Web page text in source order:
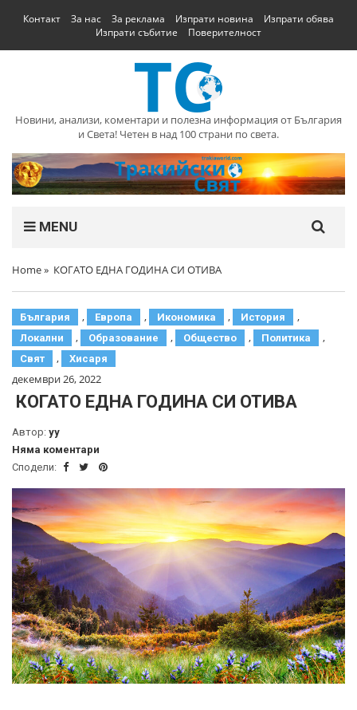
Контакт За нас За реклама Изпрати новина
Изпрати обява
Изпрати събитие
Поверителност
Новини, анализи, коментари и полезна информация от България
и Света! Четен в над 100 страни по света.
MENU
Home» КОГАТО ЕДНА ГОДИНА СИ ОТИВА
България , Европа , Икономика , История ,
Локални , Образование , Общество , Политика ,
Свят , Хисаря
декември 26, 2022
КОГАТО ЕДНА ГОДИНА СИ ОТИВА
Автор: yy
Няма коментари
Сподели: